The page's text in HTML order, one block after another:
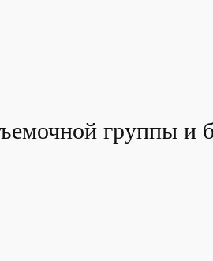
группы и